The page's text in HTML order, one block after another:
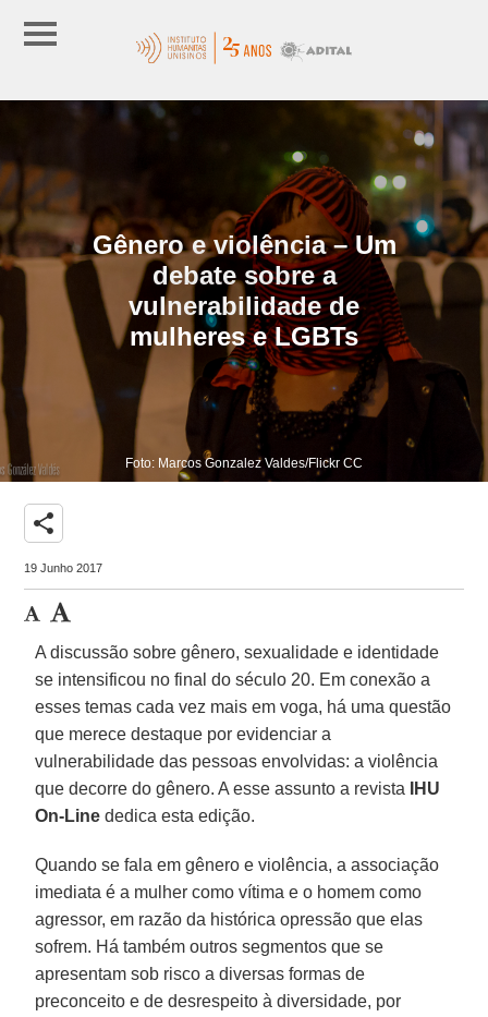
Gênero e violência – Um
debate sobre a
vulnerabilidade de
mulheres e LGBTs
Foto: Marcos Gonzalez Valdes/Flickr CC
share
19 Junho 2017
A discussão sobre gênero, sexualidade e identidade
se intensificou no final do século 20. Em conexão a
esses temas cada vez mais em voga, há uma questão
que merece destaque por evidenciar a
vulnerabilidade das pessoas envolvidas: a violência
que decorre do gênero. A esse assunto a revista
IHU
On-Line dedica esta edição.
Quando se fala em gênero e violência, a associação
imediata é a mulher como vítima e o homem como
agressor, em razão da histórica opressão que elas
sofrem. Há também outros segmentos que se
apresentam sob risco a diversas formas de
preconceito e de desrespeito à diversidade, por